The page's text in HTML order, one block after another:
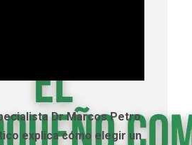
Dr Marcos Petro
explica cómo elegir un